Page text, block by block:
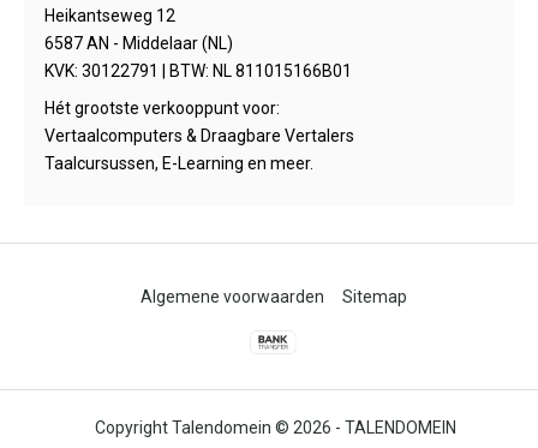
Heikantseweg 12
6587 AN - Middelaar (NL)
KVK: 30122791 | BTW: NL 811015166B01
Hét grootste verkooppunt voor:
Vertaalcomputers & Draagbare Vertalers
Taalcursussen, E-Learning en meer.
© 2026 - TALENDOMEIN
Algemene voorwaarden Sitemap